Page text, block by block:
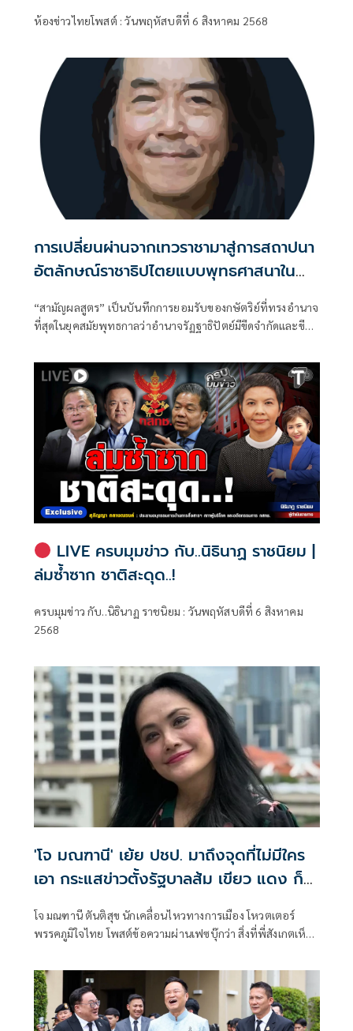
ห้องข่าวไทยโพสต์ : วันพฤหัสบดีที่ 6 สิงหาคม 2568
การเปลี่ยนผ่านจากเทวราชามาสู่การสถาปนา
อัตลักษณ์ราชาธิปไตยแบบพุทธศาสนาใน
พระไตรปิฏก : สามัญผลสูตรในฐานะทฤษฎี
ขีดจำกัดของอำนาจรัฐเหนือแรงงานและ
ทรัพย์สิน
“สามัญผลสูตร” เป็นบันทึกการยอมรับของกษัตริย์ที่ทรงอำนาจ
ที่สุดในยุคสมัยพุทธกาลว่าอำนาจรัฏฐาธิปัตย์มีขีดจำกัดและขีด
LIVE ครบมุมข่าว กับ..นิธินาฏ ราชนิยม |
ล่มซ้ำซาก ชาติสะดุด..!
ครบมุมข่าว กับ..นิธินาฏ ราชนิยม : วันพฤหัสบดีที่ 6 สิงหาคม
2568
'โจ มณฑานี' เย้ย ปชป. มาถึงจุดที่ไม่มีใคร
เอา กระแสข่าวตั้งรัฐบาลส้ม เขียว แดง ก็
โจ มณฑานี ตันติสุข นักเคลื่อนไหวทางการเมือง โหวตเตอร์
พรรคภูมิใจไทย โพสต์ข้อความผ่านเฟซบุ๊กว่า สิ่งที่พี่สังเกตเห็น
ที่เป็นพรรคที่ทุกฝั่งลืมได้ไงเนี้ย